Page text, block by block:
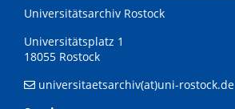
Universitätsarchiv Rostock
Universitätsplatz 1
18055 Rostock
universitaetsarchiv(at)uni-rostock.de